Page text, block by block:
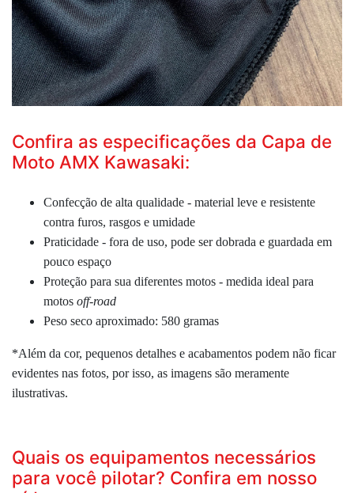
Confira as especificações da Capa de
Moto AMX Kawasaki:
Confecção de alta qualidade - material leve e resistente
contra furos, rasgos e umidade
Praticidade - fora de uso, pode ser dobrada e guardada em
pouco espaço
Proteção para sua diferentes motos - medida ideal para
motos off-road
Peso seco aproximado: 580 gramas
*Além da cor, pequenos detalhes e acabamentos podem não ficar
evidentes nas fotos, por isso, as imagens são meramente
ilustrativas.
Quais os equipamentos necessários
para você pilotar? Confira em nosso